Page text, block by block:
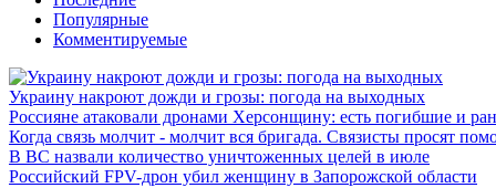
Популярные
Комментируемые
Украину накроют дожди и грозы: погода на выходных
Россияне атаковали дронами Херсонщину: есть погибшие и
Когда связь молчит - молчит вся бригада. Связисты просят
В ВС назвали количество уничтоженных целей в июле
Российский FPV-дрон убил женщину в Запорожской области